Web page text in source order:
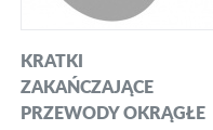
KRATKI
ZAKAŃCZAJĄCE
PRZEWODY OKRĄGŁE